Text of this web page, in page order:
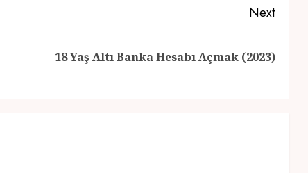
Next
18 Yaş Altı Banka Hesabı Açmak (2023)